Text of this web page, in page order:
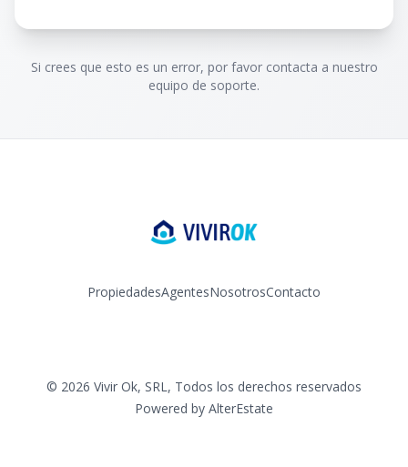
Si crees que esto es un error, por favor contacta a nuestro
equipo de soporte.
PropiedadesAgentesNosotrosContacto
© 2026 Vivir Ok, SRL, Todos los derechos reservados
Powered by AlterEstate